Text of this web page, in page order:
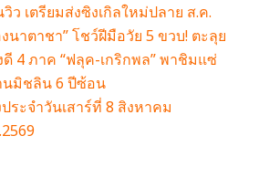
ว เตรียมส่งซิงเกิลใหม่ปลาย ส.ค.
นาตาชา” โชว์ฝีมือวัย 5 ขวบ! ตะลุย
4 ภาค “ฟลุค-เกริกพล” พาชิมแซ่
นมิชลิน 6 ปีซ้อน
ระจำวันเสาร์ที่ 8 สิงหาคม